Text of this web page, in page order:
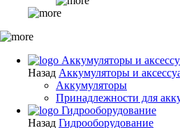
Аккумуляторы и
Назад Аккумуляторы и
Аккумуляторы
Принадлежности для
Гидрооборудование
Назад Гидрооборудование